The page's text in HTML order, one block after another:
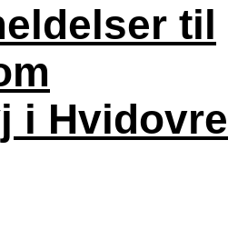
til
i Hvidovre